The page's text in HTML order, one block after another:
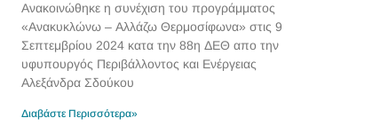
Ανακοινώθηκε η συνέχιση του προγράμματος
«Ανακυκλώνω – Αλλάζω Θερμοσίφωνα» στις 9
Σεπτεμβρίου 2024 κατα την 88η ΔΕΘ απο την
υφυπουργός Περιβάλλοντος και Ενέργειας
Αλεξάνδρα Σδούκου
Διαβάστε Περισσότερα»